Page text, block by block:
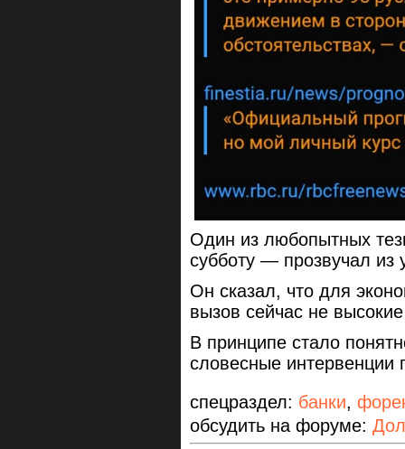
Один из любопытных
субботу — прозвучал из
Он сказал, что для
вызов сейчас не
В принципе стало
словесные интервенции
спецраздел: банки,
обсудить на форуме: